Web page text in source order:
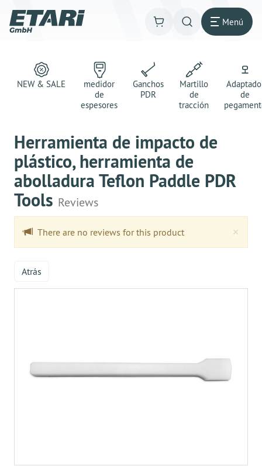
Menú
NEW & SALE
medidor
de
espesores
Ganchos
PDR
Martillo
de
tracción
de
Herramienta de impacto de
plástico, herramienta de
abolladura Teflon Paddle PDR
Tools Reviews
×
There are no reviews for this product
Atrás